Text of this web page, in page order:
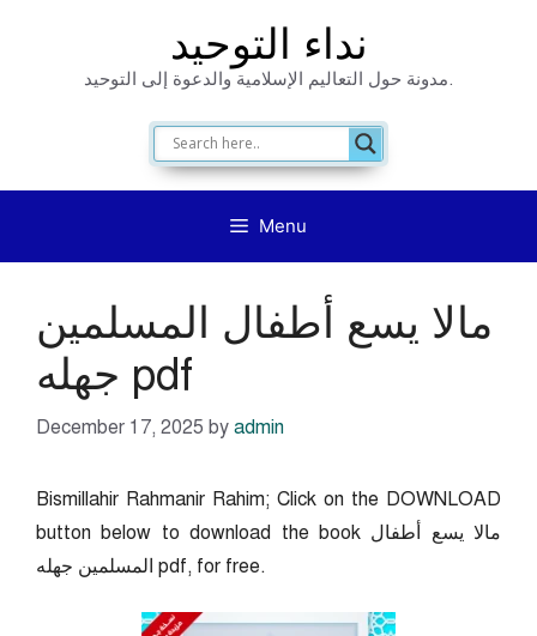
نداء التوحيد
مدونة حول التعاليم الإسلامية والدعوة إلى التوحيد.
Menu
مالا يسع أطفال المسلمين
جهله pdf
December 17, 2025 by admin
Bismillahir Rahmanir Rahim; Click on the DOWNLOAD
button below to download the book مالا يسع أطفال
المسلمين جهله pdf, for free.